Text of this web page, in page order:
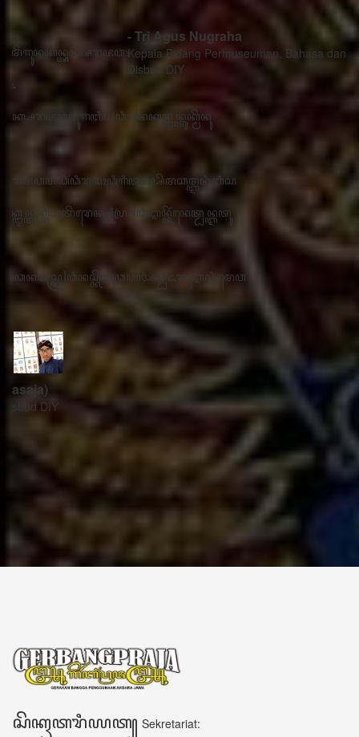
- Tri Agus Nugraha
Kepala Bidang Permuseuman, Bahasa dan Sastra
Disbud DIY
ꦱꦼꦏꦽꦠꦫꦶꦪꦠ꧀ Sekretariat:
ꦏꦩ꧀ꦥꦸꦁꦄꦏ꧀ꦱꦫꦥꦕꦶꦧꦶꦠ
ꦧꦶꦤ꧀ꦠꦫꦤ꧀ꦮꦺꦠꦤ꧀ꦱꦿꦶꦩꦸꦭ꧀ꦚꦥꦶꦪꦸꦁ
ꦔꦤ꧀ꦧꦤ꧀ꦠꦸꦭ꧀ꦪꦺꦴꦒ꧀ꦚꦏꦂꦠ
Bintaran Wetan 06 Kalurahan Srimulyo, Kapanewon Piyungan, Kab. Bantul,
Daerah Istimewa Yogyakarta 55792
GERBANG PRAJA